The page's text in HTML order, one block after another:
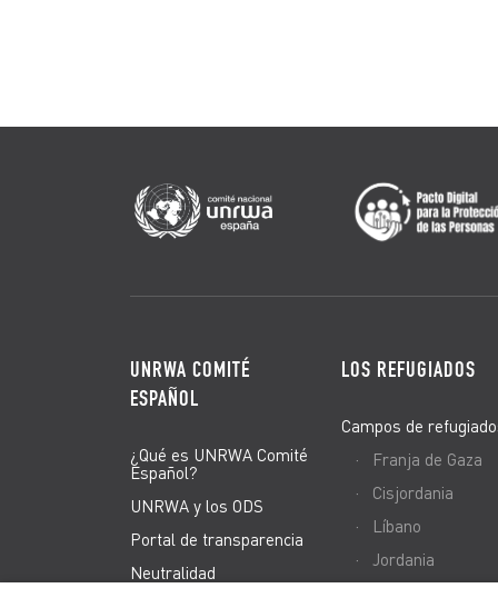
UNRWA COMITÉ
ESPAÑOL
¿Qué es UNRWA Comité
Español?
UNRWA y los ODS
Portal de transparencia
Neutralidad
LOS REFUGIADOS
Campos de
Franja de Gaza
Cisjordania
Líbano
Jordania